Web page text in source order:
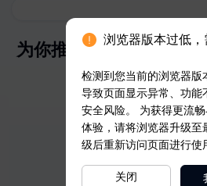
浏览器版本过低，
检测到您当前的浏览器版
导致页面显示异常、功能
安全风险。 为获得更流
体验，请将浏览器升级至
级后重新访问页面进行使
关闭